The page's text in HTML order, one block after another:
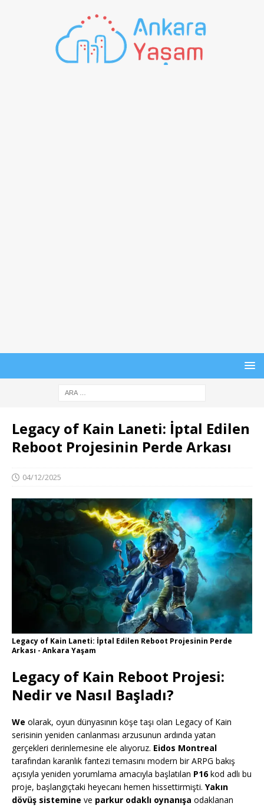
Legacy of Kain Laneti: İptal Edilen
Reboot Projesinin Perde Arkası
04/12/2025
Legacy of Kain Laneti: İptal Edilen Reboot Projesinin Perde
Arkası - Ankara Yaşam
Legacy of Kain Reboot Projesi:
Nedir ve Nasıl Başladı?
We olarak, oyun dünyasının köşe taşı olan Legacy of Kain
serisinin yeniden canlanması arzusunun ardında yatan
gerçekleri derinlemesine ele alıyoruz. Eidos Montreal
tarafından karanlık fantezi temasını modern bir ARPG bakış
açısıyla yeniden yorumlama amacıyla başlatılan P16kod adlı bu
proje, başlangıçtaki heyecanı hemen hissettirmişti. Yakın
dövüş sistemine ve parkur odaklı oynanışa odaklanan